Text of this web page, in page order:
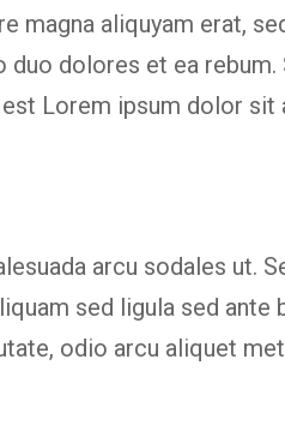
magna aliquyam erat,
duo dolores et ea
Lorem ipsum dolor sit
arcu sodales ut.
sed ligula sed ante
odio arcu aliquet